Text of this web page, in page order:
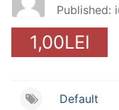
Published:
1,00LEI
Default